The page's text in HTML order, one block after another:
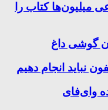
کتاب را
گوشی داغ
نباید انجام دهیم
وای‌فای